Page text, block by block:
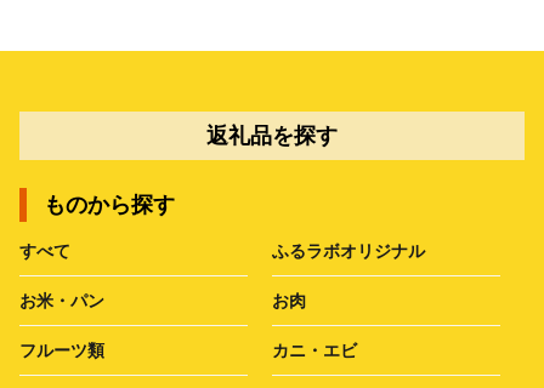
返礼品を探す
ものから探す
すべて ふるラボオリジナル
お米・パン お肉
フルーツ類 カニ・エビ